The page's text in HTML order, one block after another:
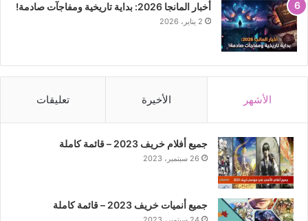
أخبار المانجا 2026: بداية تاريخية ومفاجآت صادمة!
2 يناير، 2026
الأشهر الأخيرة تعليقات
جميع أفلام خريف 2023 – قائمة كاملة
26 سبتمبر، 2023
جميع أنميات خريف 2023 – قائمة كاملة